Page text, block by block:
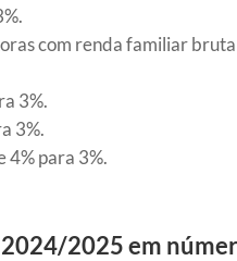
com renda familiar
3%.
3%.
para 3%.
2025 em